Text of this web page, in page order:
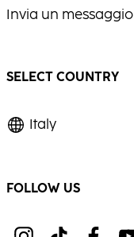
Invia un messaggio
SELECT COUNTRY
Italy
FOLLOW US